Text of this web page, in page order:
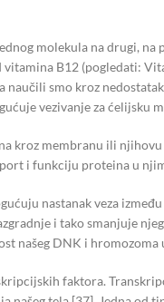
molekula na drugi,
B12 (pogledati:
smo kroz
vezivanje za ćelijsku
kroz membranu ili njihovu
i funkciju proteina u
nastanak veza
i tako smanjuje
našeg DNK i
faktora.